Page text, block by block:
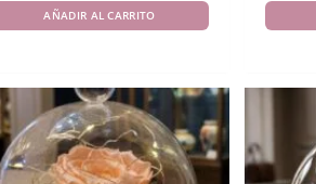
AÑADIR AL CARRITO